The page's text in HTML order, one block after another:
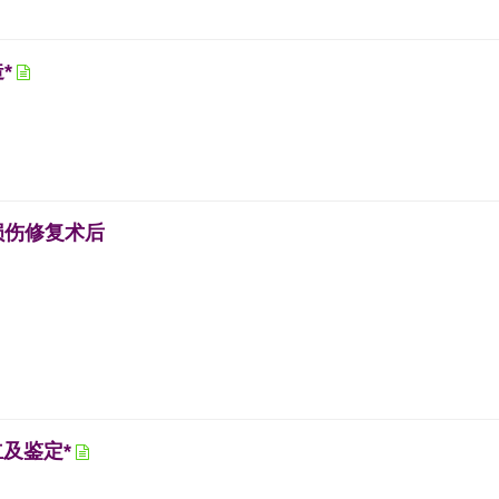
*
修复术后
鉴定*